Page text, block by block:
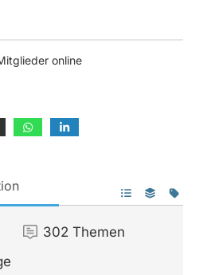
online
302 Themen